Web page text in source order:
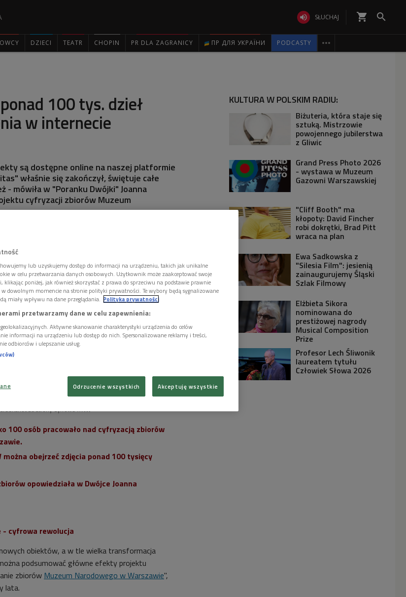
 SŁUCHAJ shopping_cart 
DZIECI TEATR CHOPIN PR DLA ZAGRANICY ПР ДЛЯ УКРАЇНИ PODCASTY 
100 tys. dzieł
w internecie
są dostępne online na naszej platformie
właśnie się zakończył, świętuje całe
- mówiła w "Poranku Dwójki" Joanna
cyfryzacji zbiorów Muzeum
Jana Matejki, jedno z najsłynniejszych dzieł w zbiorach
ze strony Cyfrowe MNW
100 osób pracowało nad cyfryzacją zbiorów
obejrzeć zdjęcia ponad 100 tysięcy
opowiedziała w Dwójce Joanna
- cyfrowa rewolucja
obiektów, a w tle wielka transformacja
podsumować główne efekty projektu
zbiorów Muzeum Narodowego w Warszawie",
lata.
KULTURA W POLSKIM RADIU:
Biżuteria, która staje się
sztuką. Mistrzowie
powojennego jubilerstwa
z Gliwic
Grand Press Photo 2026
- wystawa w Muzeum
Gazowni Warszawskiej
"Cliff Booth" ma
kłopoty: David Fincher
robi dokrętki, Brad Pitt
wraca na plan
Ewa Sadkowska z
"Silesia Film": jesienią
zainaugurujemy Śląski
Szlak Filmowy
Elżbieta Sikora
nominowana do
prestiżowej nagrody
Musical Composition
Prize
Profesor Lech Śliwonik
laureatem tytułu
Człowiek Słowa 2026
lub uzyskujemy dostęp do informacji na urządzeniu, takich jak unikalne
w celu przetwarzania danych osobowych. Użytkownik może zaakceptować swoje
poniżej, jak również skorzystać z prawa do sprzeciwu na podstawie prawnie
w dowolnym momencie na stronie polityki prywatności. Te wybory będą sygnalizowane
miały wpływu na dane przeglądania. Polityka prywatności
przetwarzamy dane w celu zapewnienia:
Aktywne skanowanie charakterystyki urządzenia do celów
informacji na urządzeniu lub dostęp do nich. Spersonalizowane reklamy i treści,
odbiorców i ulepszanie usług.
Odrzucenie wszystkich Akceptuję wszystkie